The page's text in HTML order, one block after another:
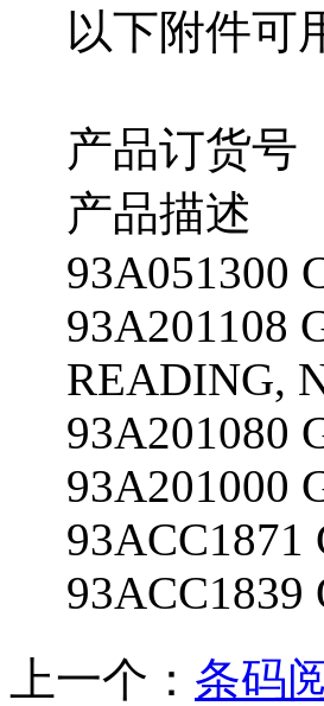
以下附件可
产品订货号
产品描述
93A051300
93A201108
READING,
93A201080
93A201000
93ACC1871
上一个： 条码